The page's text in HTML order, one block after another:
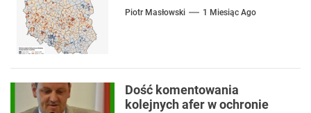
Piotr Masłowski 1 Miesiąc Ago
Dość komentowania
kolejnych afer w ochronie